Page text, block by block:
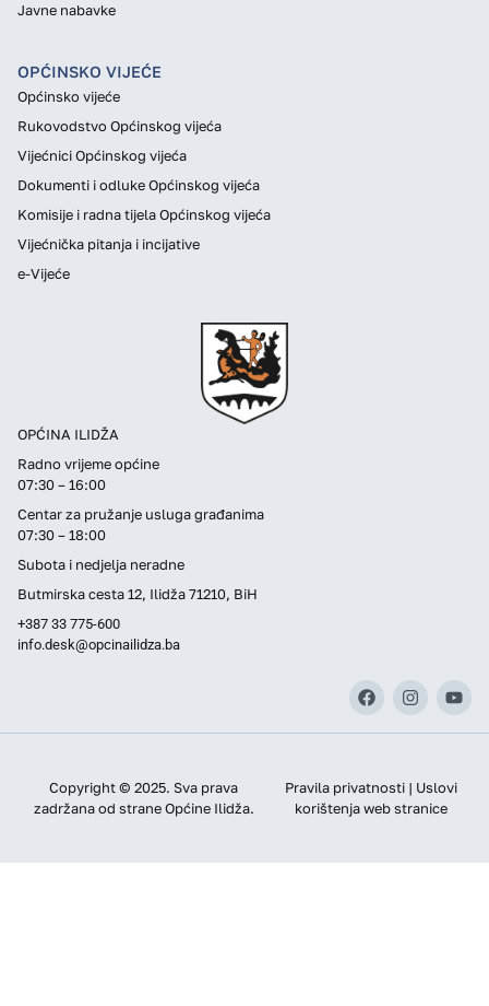
OPĆINA ILIDŽA
Radno vrijeme općine
07:30 – 16:00
Centar za pružanje usluga građanima
07:30 – 18:00
Subota i nedjelja neradne
Butmirska cesta 12, Ilidža 71210, BiH
+387 33 775-600
info.desk@opcinailidza.ba
Javne nabavke
OPĆINSKO VIJEĆE
Općinsko vijeće
Rukovodstvo Općinskog vijeća
Vijećnici Općinskog vijeća
Dokumenti i odluke Općinskog vijeća
Komisije i radna tijela Općinskog vijeća
Vijećnička pitanja i incijative
e-Vijeće
Copyright © 2025. Sva prava
zadržana od strane Općine Ilidža.
Pravila privatnosti | Uslovi
korištenja web stranice